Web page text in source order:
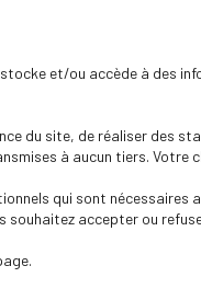
et/ou accède à
du site, de réaliser des
à aucun tiers.
qui sont
accepter ou